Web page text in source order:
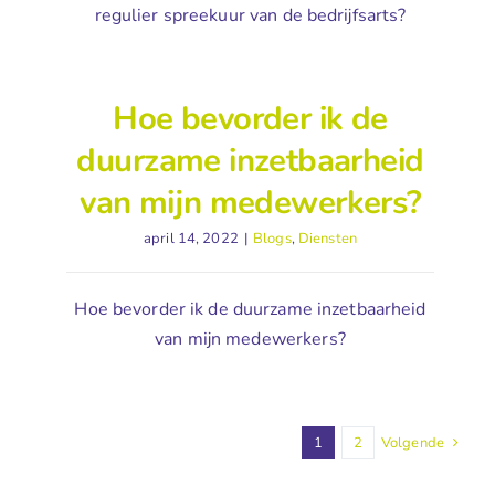
regulier spreekuur van de bedrijfsarts?
Hoe bevorder ik de
duurzame inzetbaarheid
van mijn medewerkers?
april 14, 2022 | Blogs, Diensten
Hoe bevorder ik de duurzame inzetbaarheid
van mijn medewerkers?
1 2 Volgende